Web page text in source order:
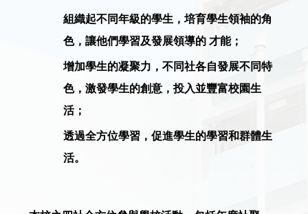
組織起不同年級的學生，培育學生領袖的角
色，讓他們學習及發展領導的 才能；
增加學生的凝聚力，不同社各自發展不同特
色，激發學生的創意，投入並豐富校園生
活；
透過全方位學習，促進學生的學習和群體生
活。